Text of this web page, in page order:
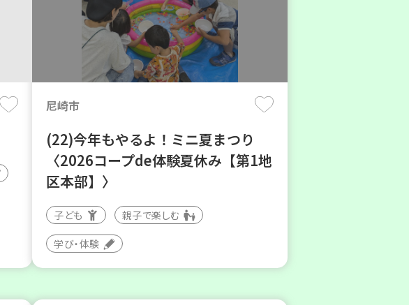
尼崎市
(22)今年もやるよ！ミニ夏まつり
〈2026コープde体験夏休み【第1地
区本部】〉
子ども 親子で楽しむ
学び・体験